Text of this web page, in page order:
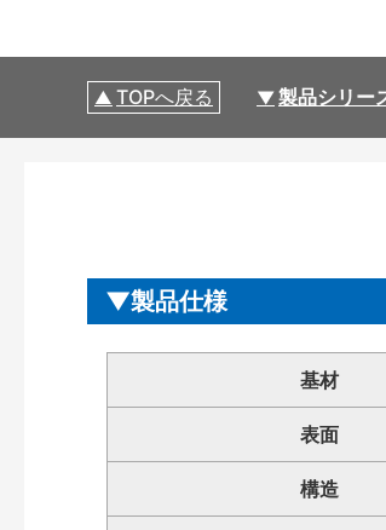
TOPへ戻る 製品シリー
製品仕様
基材
表面
構造